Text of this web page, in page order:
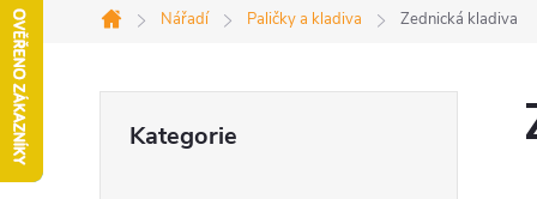
Domů
Nářadí Paličky a kladiva Zednická kladiva
kategorie
Kategorie